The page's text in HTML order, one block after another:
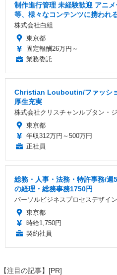
制作進行管理 未経験歓迎 アニ
等、様々なコンテンツに携われ
株式会社白組
東京都
固定報酬26万円～
業務委託
Christian Louboutin/ファッシ
厚生充実
株式会社クリスチャンルブタン・
東京都
年収312万円～500万円
正社員
総務・人事・法務・特許事務/
の経理・総務事務1750円
パーソルビジネスプロセスデザイ
東京都
時給1,750円
契約社員
【注目の記事】[PR]